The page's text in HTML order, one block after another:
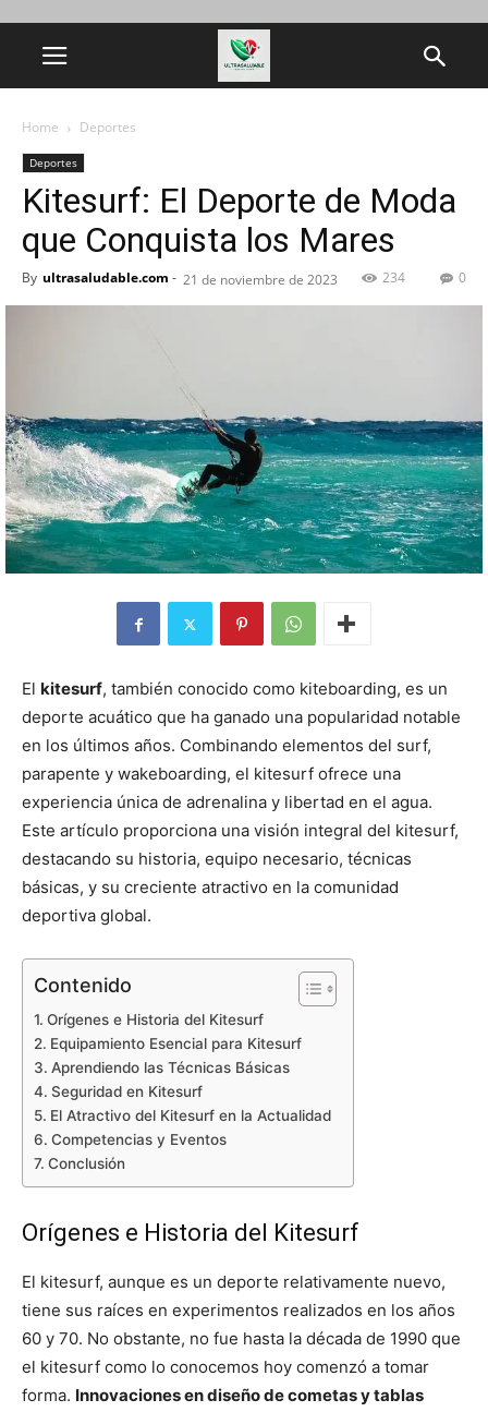
Home Deportes
Deportes
Kitesurf: El Deporte de Moda
que Conquista los Mares
By ultrasaludable.com - 21 de noviembre de 2023 0
234
El kitesurf, también conocido como kiteboarding, es un
deporte acuático que ha ganado una popularidad notable
en los últimos años. Combinando elementos del surf,
parapente y wakeboarding, el kitesurf ofrece una
experiencia única de adrenalina y libertad en el agua.
Este artículo proporciona una visión integral del kitesurf,
destacando su historia, equipo necesario, técnicas
básicas, y su creciente atractivo en la comunidad
deportiva global.
Contenido
Orígenes e Historia del Kitesurf
Equipamiento Esencial para Kitesurf
Aprendiendo las Técnicas Básicas
Seguridad en Kitesurf
El Atractivo del Kitesurf en la Actualidad
Competencias y Eventos
Conclusión
Orígenes e Historia del Kitesurf
El kitesurf, aunque es un deporte relativamente nuevo,
tiene sus raíces en experimentos realizados en los años
60 y 70. No obstante, no fue hasta la década de 1990 que
el kitesurf como lo conocemos hoy comenzó a tomar
forma. Innovaciones en diseño de cometas y tablas